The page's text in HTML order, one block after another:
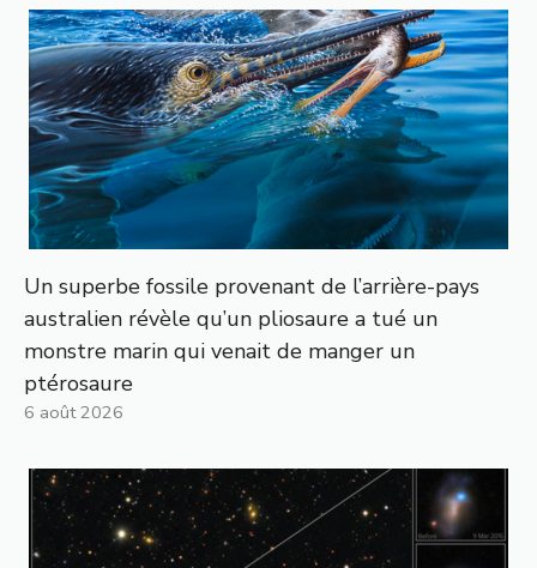
Un superbe fossile provenant de l’arrière-pays
australien révèle qu’un pliosaure a tué un
monstre marin qui venait de manger un
ptérosaure
6 août 2026